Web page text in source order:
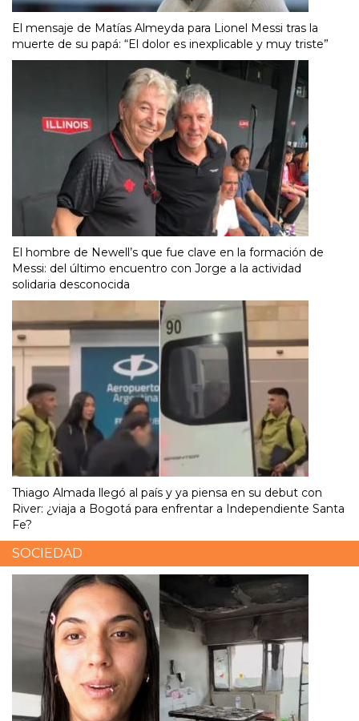
El mensaje de Matías Almeyda para Lionel Messi tras la
muerte de su papá: “El dolor es inexplicable y muy triste”
El hombre de Newell’s que fue clave en la formación de
Messi: del último encuentro con Jorge a la actividad
solidaria desconocida
Thiago Almada llegó al país y ya piensa en su debut con
River: ¿viaja a Bogotá para enfrentar a Independiente Santa
Fe?
SOCIEDAD